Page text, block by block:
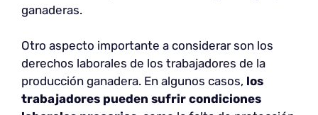
ganaderas.
Otro aspecto importante a considerar son los
derechos laborales de los trabajadores de la
producción ganadera. En algunos casos, los
trabajadores pueden sufrir condiciones